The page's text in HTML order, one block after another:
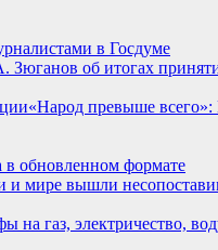
в Госдуме
Зюганов об итогах
«Народ превыше
в обновленном формате
и мире вышли
на газ, электричество,